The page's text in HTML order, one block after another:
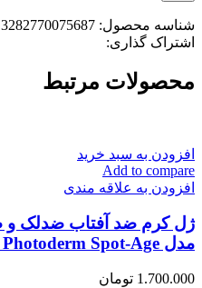
شناسه محصول: 3282770075687
اشتراک گذاری:
محصولات مرتبط
افزودن به سبد خرید
Add to compare
افزودن به علاقه مندی
مدل Photoderm Spot-Age بی‌رنگ 40‌میل
1.700.000 تومان